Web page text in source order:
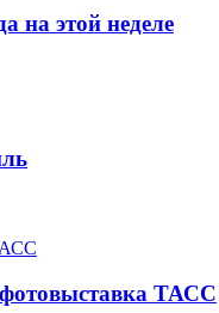
на этой неделе
ТАСС